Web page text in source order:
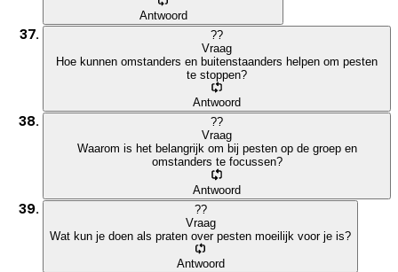
Antwoord
??
Vraag
Hoe kunnen omstanders en buitenstaanders helpen om pesten
te stoppen?
Antwoord
??
Vraag
Waarom is het belangrijk om bij pesten op de groep en
omstanders te focussen?
Antwoord
??
Vraag
Wat kun je doen als praten over pesten moeilijk voor je is?
Antwoord